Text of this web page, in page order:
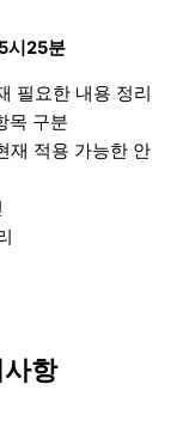
시25분
필요한 내용 정리
목 구분
재 적용 가능한 안
항